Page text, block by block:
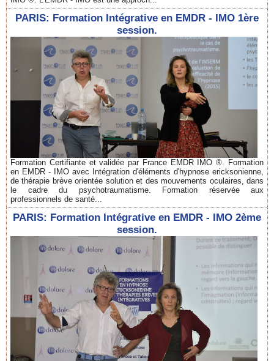
PARIS: Formation Intégrative en EMDR - IMO 1ère
session.
Formation Certifiante et validée par France EMDR IMO ®. Formation
en EMDR - IMO avec Intégration d'éléments d'hypnose ericksonienne,
de thérapie brève orientée solution et des mouvements oculaires, dans
le cadre du psychotraumatisme. Formation réservée aux
professionnels de santé...
PARIS: Formation Intégrative en EMDR - IMO 2ème
session.